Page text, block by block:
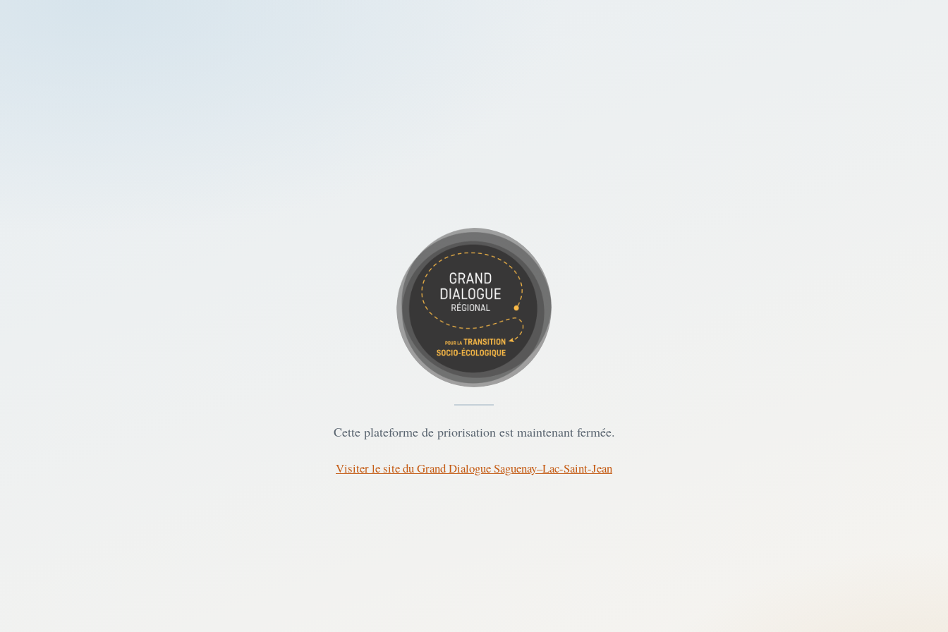
Cette plateforme de priorisation est maintenant fermée.
Visiter le site du Grand Dialogue Saguenay–Lac-Saint-Jean